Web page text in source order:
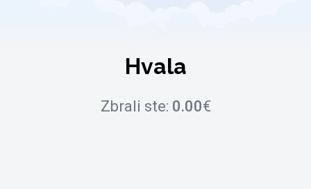
Hvala
Zbrali ste: 0.00€